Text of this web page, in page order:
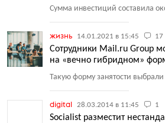
Сумма инвестиций составила
жизнь 14.01.2021 в 15:45 17
Сотрудники Mail.ru Group
на «вечно гибридном»
Такую форму занятости выбрали
digital 28.03.2014 в 11:45 1
Socialist разместит